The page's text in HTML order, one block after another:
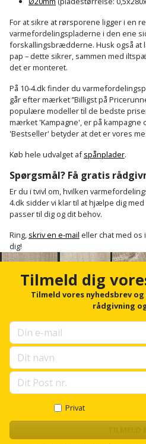
Lofter
Lofttrapper
Murbinder
Murpap
og
murfolie
Mursten
Plastlister
Radonsikring
Rumdeler
Sand
og
grus
Skruer,
bolte
og
møtrikker
Skunklem
Kniv
og
hobbykniv
Koben
Kridtsnor
Lærlingesæt
Landmålerstok
Løfteudstyr
Markeringsværktøj
Mejsel
Nedstryger
Nøgleværktøj
Økse
Oliekande
Dyksav
Excentersliber
Excenterslibertilbehør
Fedtsprøjte
Flamingoskærer
Flisevibrator
Føringsskinne
Forlængerledning
Fugepistol
Fugtmåler
Gipsskruemaskine
Girafsliber
Girafsliber
tilbehør
Høvl
Vertikalskærer
/
mosfjerner
Vinduesvasker
og
have
Fuglefoderhus
Garderobe
opbevaring
Gavekort
Gummibåd
og
kajak
Havemøbler
Havepleje
Haveslange
og
tilbehør
Havetilbehør
Hegn
For at sikre at rørsporene ligger i en
varmefordelingspladerne i den ene
forskallingsbrædderne. Husk også at
pap – dette sikrer, sammen med
det er monteret.
På 10-4.dk finder du
går efter mærket ’’Billigst på
populære modeller til de bedste
mærket 'Kampagne', er på kampagne
'Bestseller' betyder at det er vores
Køb hele udvalget afspånplader.
Spørgsmål? Få gratis
Er du i tvivl om, hvilken
4.dk sidder vi klar til at hjælpe dig
passer til dig og dit behov.
Ring, skriv en e-mail eller chat med
dig!
Tilmeld dig
Tilmeld vores nyhedsbrev
rådgivning
Privat